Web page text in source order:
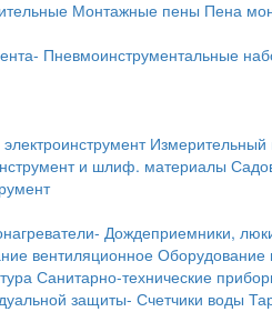
Монтажные пены Пена
Пневмоинструментальные
Измерительный
и шлиф. материалы
Дождеприемники,
вентиляционноеОборудование
Санитарно-технические
защиты- Счетчики воды